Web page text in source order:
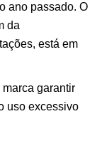
ano passado. O
da
está em
garantir
uso excessivo